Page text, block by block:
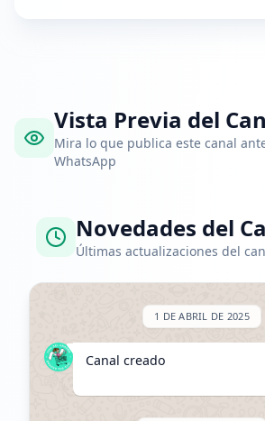
Vista Previa del
Mira lo que publica este canal
WhatsApp
Novedades del
Últimas actualizaciones del
1 DE ABRIL DE 2025
Canal creado